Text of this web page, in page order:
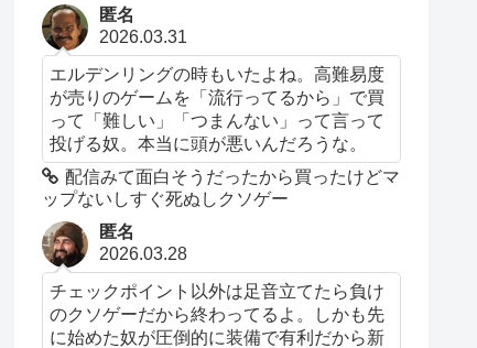
匿名
2026.03.31
エルデンリングの時もいたよね。高難易度
が売りのゲームを「流行ってるから」で買
って「難しい」「つまんない」って言って
投げる奴。本当に頭が悪いんだろうな。
配信みて面白そうだったから買ったけどマ
ップないしすぐ死ぬしクソゲー
匿名
2026.03.28
チェックポイント以外は足音立てたら負け
のクソゲーだから終わってるよ。しかも先
に始めた奴が圧倒的に装備で有利だから新